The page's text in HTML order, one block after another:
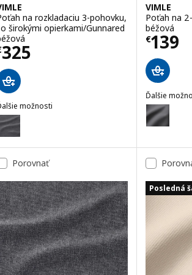
na rozkladaciu 3-pohovku,
širokými opierkami/Gunnared
325 € 325
možnosti
VIMLE, Poťah na rozkladaciu 3-
VIMLE
Poťah na
béžová
€139
Cena
Ďalšie
VIMLE
Voliteľné:
Voliteľné:
Porovnať
Posledná